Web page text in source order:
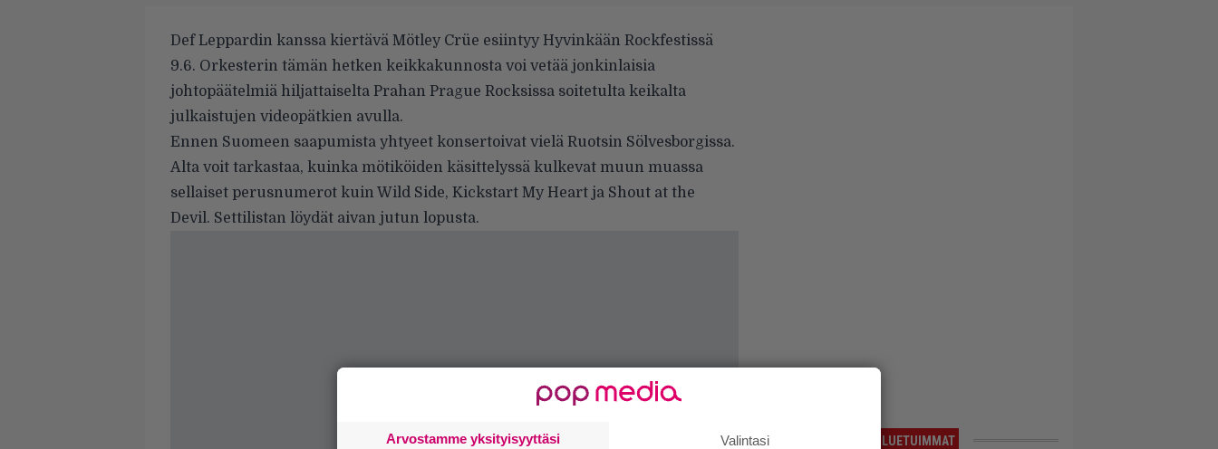
Def Leppardin kanssa kiertävä Mötley Crüe esiintyy Hyvinkään Rockfestissä
9.6. Orkesterin tämän hetken keikkakunnosta voi vetää jonkinlaisia
johtopäätelmiä hiljattaiselta Prahan Prague Rocksissa soitetulta keikalta
julkaistujen videopätkien avulla.
Ennen Suomeen saapumista yhtyeet konsertoivat vielä Ruotsin Sölvesborgissa.
Alta voit tarkastaa, kuinka mötiköiden käsittelyssä kulkevat muun muassa
sellaiset perusnumerot kuin Wild Side, Kickstart My Heart ja Shout at the
Devil. Settilistan löydät aivan jutun lopusta.
LUETUIMMAT
Arvostamme yksityisyyttäsi Valintasi